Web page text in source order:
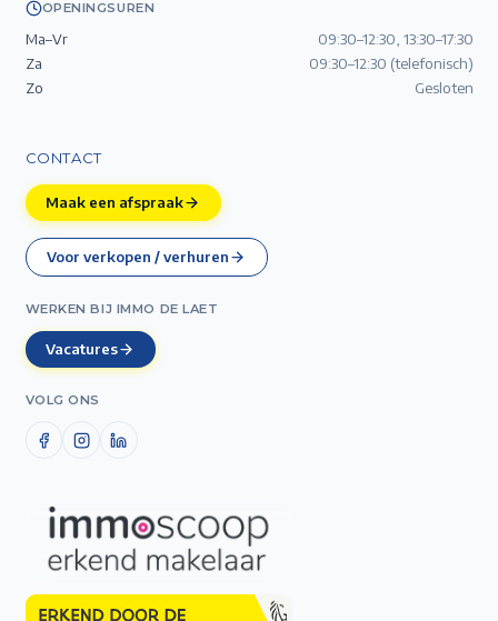
OPENINGSUREN
Ma–Vr
09:30–12:30, 13:30–17:30
Za
09:30–12:30 (telefonisch)
Zo
Gesloten
CONTACT
Maak een afspraak
Voor verkopen / verhuren
WERKEN BIJ IMMO DE LAET
Vacatures
VOLG ONS